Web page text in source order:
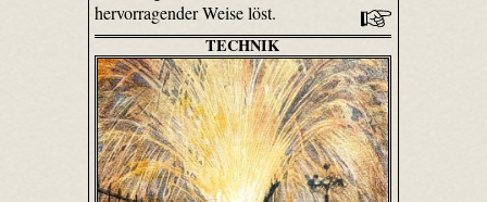
hervorragender Weise löst.
TECHNIK